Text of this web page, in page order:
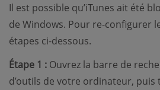
Il est possible qu’iTunes ait été
de Windows. Pour re-configurer
étapes ci-dessous.
Étape 1 : Ouvrez la barre de
d’outils de votre ordinateur, puis